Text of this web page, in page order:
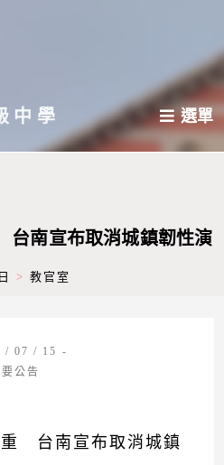
中學 選單
南宣布取消城鎮韌性演
> 教官室
/ 07 / 15
公告
重 台南宣布取消城鎮